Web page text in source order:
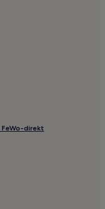
Heringsdorf
direkt